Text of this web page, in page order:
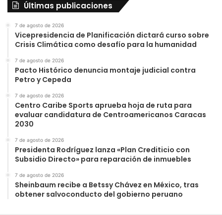
Últimas publicaciones
7 de agosto de 2026
Vicepresidencia de Planificación dictará curso sobre
Crisis Climática como desafío para la humanidad
7 de agosto de 2026
Pacto Histórico denuncia montaje judicial contra
Petro y Cepeda
7 de agosto de 2026
Centro Caribe Sports aprueba hoja de ruta para
evaluar candidatura de Centroamericanos Caracas
2030
7 de agosto de 2026
Presidenta Rodríguez lanza «Plan Crediticio con
Subsidio Directo» para reparación de inmuebles
7 de agosto de 2026
Sheinbaum recibe a Betssy Chávez en México, tras
obtener salvoconducto del gobierno peruano